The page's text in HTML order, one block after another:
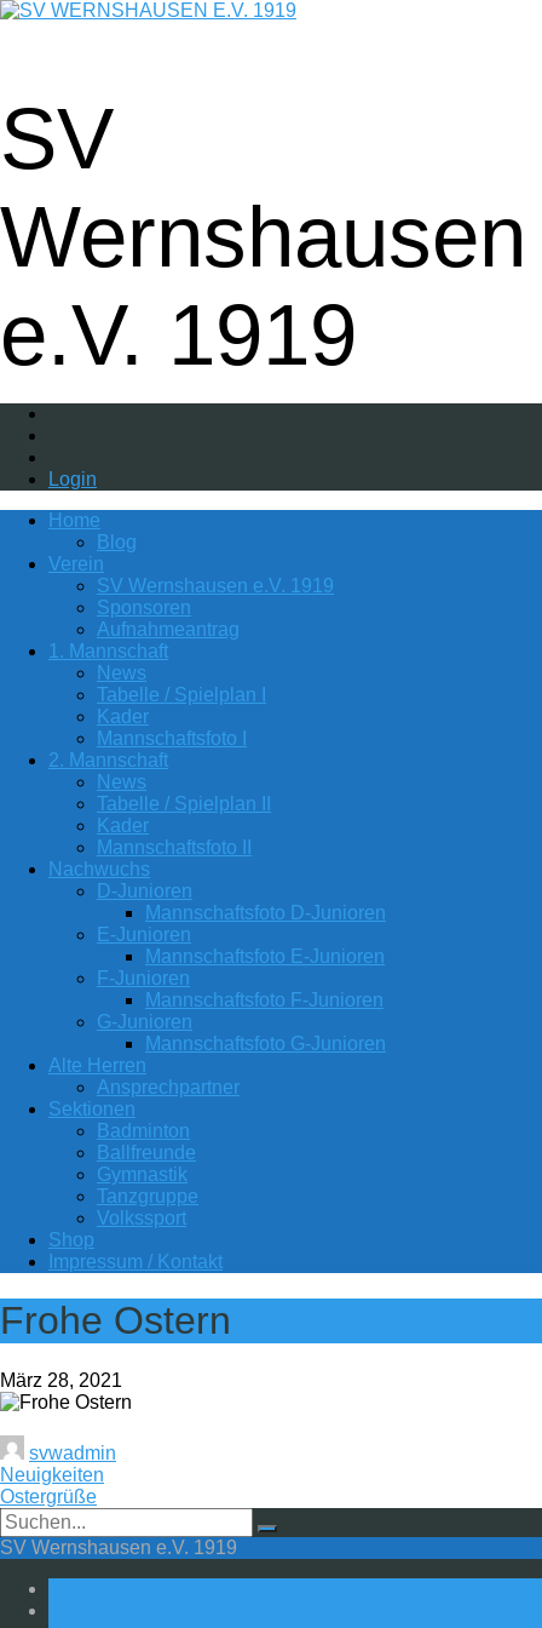
SV
Wernshausen
e.V. 1919
Login
Home
Blog
Verein
SV Wernshausen e.V. 1919
Sponsoren
Aufnahmeantrag
1. Mannschaft
News
Tabelle / Spielplan I
Kader
Mannschaftsfoto I
2. Mannschaft
News
Tabelle / Spielplan II
Kader
Mannschaftsfoto II
Nachwuchs
D-Junioren
Mannschaftsfoto D-Junioren
E-Junioren
Mannschaftsfoto E-Junioren
F-Junioren
Mannschaftsfoto F-Junioren
G-Junioren
Mannschaftsfoto G-Junioren
Alte Herren
Ansprechpartner
Sektionen
Badminton
Ballfreunde
Gymnastik
Tanzgruppe
Volkssport
Shop
Impressum / Kontakt
Frohe Ostern
März 28, 2021
svwadmin
Neuigkeiten
Ostergrüße
SV Wernshausen e.V. 1919